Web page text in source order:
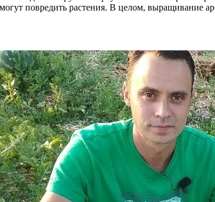
повредить растения. В целом, выращивание